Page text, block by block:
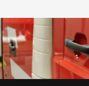
Inhalt
springen